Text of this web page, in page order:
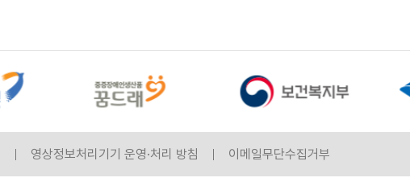
영상정보처리기기 운영·처리 방침 이메일무단수집거부